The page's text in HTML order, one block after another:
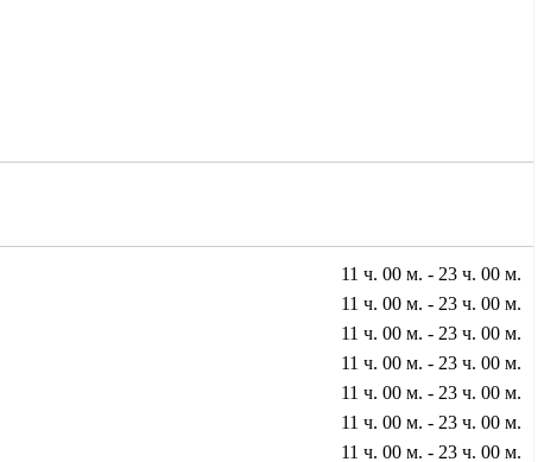
11 ч. 00 м. - 23 ч. 00 м.
11 ч. 00 м. - 23 ч. 00 м.
11 ч. 00 м. - 23 ч. 00 м.
11 ч. 00 м. - 23 ч. 00 м.
11 ч. 00 м. - 23 ч. 00 м.
11 ч. 00 м. - 23 ч. 00 м.
11 ч. 00 м. - 23 ч. 00 м.